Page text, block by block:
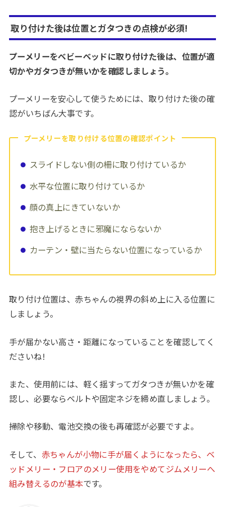
取り付けた後は位置とガタつきの点検が必須!
プーメリーをベビーベッドに取り付けた後は、位置が適
切かやガタつきが無いかを確認しましょう。
プーメリーを安心して使うためには、取り付けた後の確
認がいちばん大事です。
プーメリーを取り付ける位置の確認ポイント
スライドしない側の柵に取り付けているか
水平な位置に取り付けているか
顔の真上にきていないか
抱き上げるときに邪魔にならないか
カーテン・壁に当たらない位置になっているか
取り付け位置は、赤ちゃんの視界の斜め上に入る位置に
しましょう。
手が届かない高さ・距離になっていることを確認してく
ださいね!
また、使用前には、軽く揺すってガタつきが無いかを確
認し、必要ならベルトや固定ネジを締め直しましょう。
掃除や移動、電池交換の後も再確認が必要ですよ。
そして、 赤ちゃんが小物に手が届くようになったら、ベ
ッドメリー・フロアのメリー使用をやめてジムメリーへ
組み替えるのが基本です。